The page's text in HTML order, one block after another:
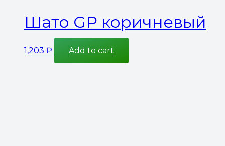
Шато GP коричневый
1,203 ₽ Add to cart